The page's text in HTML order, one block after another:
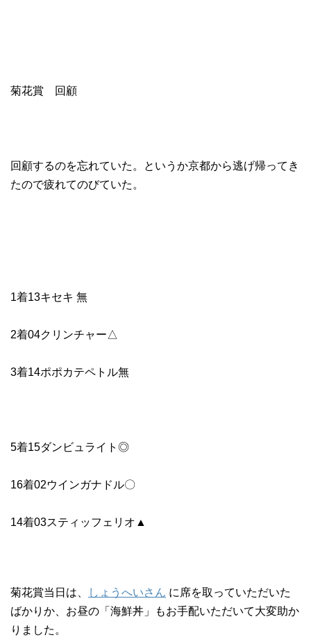
菊花賞 回顧
回顧するのを忘れていた。というか京都から逃げ帰ってき
たので疲れてのびていた。
1着13キセキ 無
2着04クリンチャー△
3着14ポポカテペトル無
5着15ダンビュライト◎
16着02ウインガナドル〇
14着03スティッフェリオ▲
菊花賞当日は、 しょうへいさん に席を取っていただいた
ばかりか、お昼の「海鮮丼」もお手配いただいて大変助か
りました。